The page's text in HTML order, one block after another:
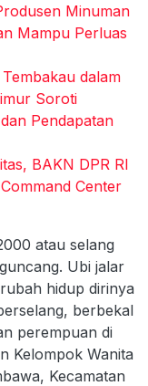
Minuman
Mampu Perluas
dalam
Soroti
Pendapatan
BAKN DPR RI
Center
atau selang
Ubi jalar
hidup dirinya
berbekal
perempuan di
Kelompok Wanita
Kecamatan